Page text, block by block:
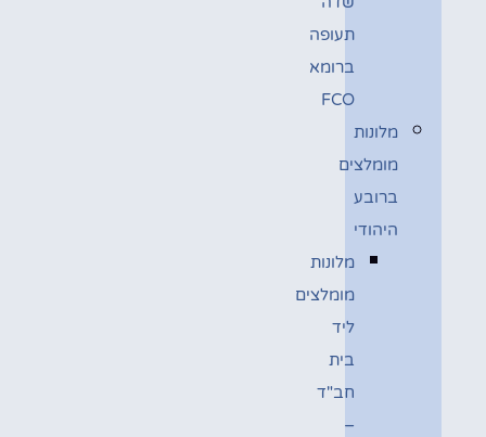
תעופה
ברומא
FCO
מלונות
מומלצים
ברובע
היהודי
מלונות
מומלצים
ליד
בית
חב"ד
–